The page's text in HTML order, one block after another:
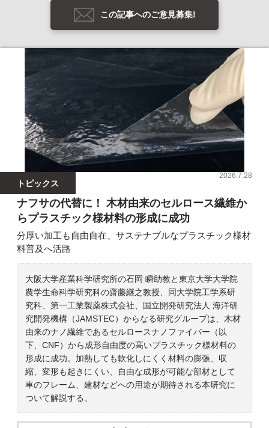
この記事へのご意見募集!
トピックス
2026.7.28
ナフサの代替に！ 木材由来のセルロース繊維か
らプラスチック様材料の形成に成功
分厚い加工も自由自在、サステナブルなプラスチック様材
料普及へ活路
大阪大学産業科学研究所の石岡 瞬助教と東京大学大学院
農学生命科学研究科の齋藤継之教授、同大学院工学系研
究科、第一工業製薬株式会社、国立開発研究法人 海洋研
究開発機構（JAMSTEC）からなる研究グループは、木材
由来のナノ繊維であるセルロースナノファイバー（以
下、CNF）から成形自由度の高いプラスチック様材料の
形成に成功。加熱しても軟化しにくく材料の膨張、収
縮、変形も起きにくい、自由な成形が可能な部材として
車のフレーム、建材などへの用途が期待される本研究に
ついて解説する。